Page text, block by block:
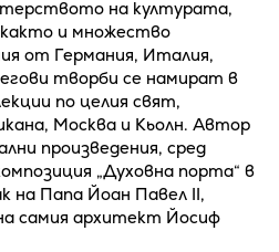
на културата,
както и множество
от Германия, Италия,
творби се намират в
по целия свят,
Москва и Кьолн. Автор
произведения, сред
„Духовна порта“ в
на Папа Йоан Павел II,
самия архитект Йосиф